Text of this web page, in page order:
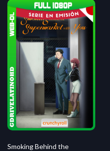
Smoking Behind the